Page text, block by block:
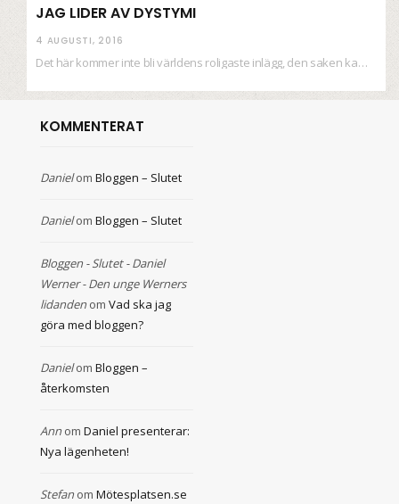
JAG LIDER AV DYSTYMI
4 AUGUSTI, 2016
Det här kommer inte bli världens roligaste inlägg, den saken kan ni räkna med. Det…
KOMMENTERAT
Danielom Bloggen – Slutet
Danielom Bloggen – Slutet
Bloggen - Slutet - Daniel
Werner - Den unge Werners
lidanden om Vad ska jag
göra med bloggen?
Danielom Bloggen –
återkomsten
Ann om Daniel presenterar:
Nya lägenheten!
Stefan om Mötesplatsen.se